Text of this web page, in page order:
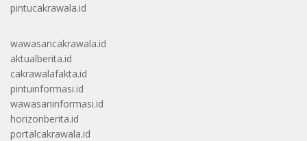
pintucakrawala.id
wawasancakrawala.id
aktualberita.id
cakrawalafakta.id
pintuinformasi.id
wawasaninformasi.id
horizonberita.id
portalcakrawala.id